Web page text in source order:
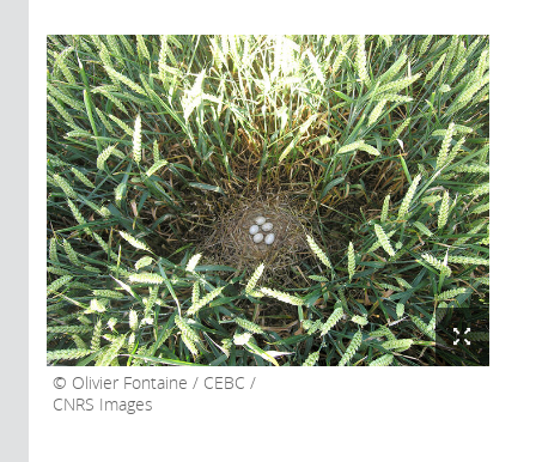
Olivier Fontaine / CEBC /
CNRS Images